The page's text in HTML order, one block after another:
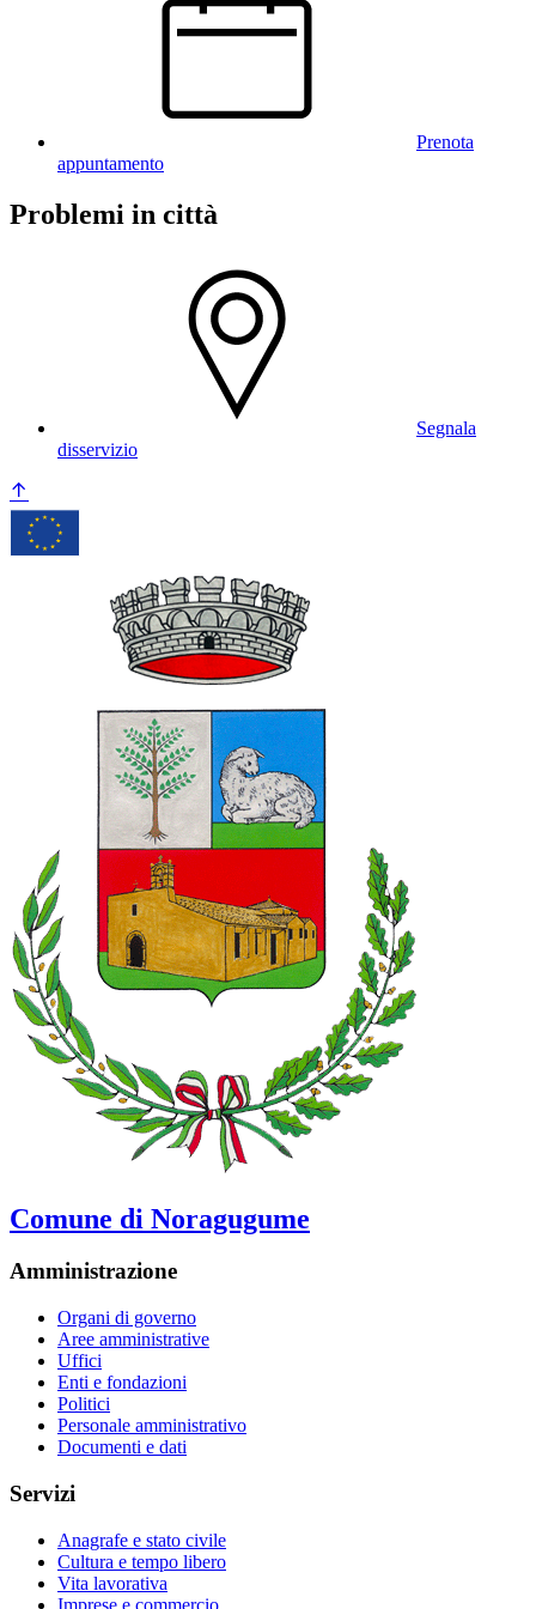
Prenota
appuntamento
Problemi in città
Segnala
disservizio
Comune di Noragugume
Amministrazione
Organi di governo
Aree amministrative
Uffici
Enti e fondazioni
Politici
Personale amministrativo
Documenti e dati
Servizi
Anagrafe e stato civile
Cultura e tempo libero
Vita lavorativa
Imprese e commercio